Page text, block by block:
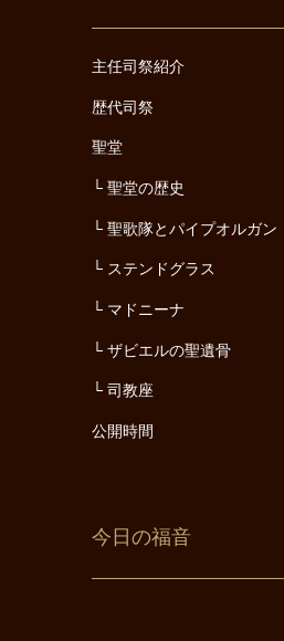
主任司祭紹介
歴代司祭
聖堂
聖堂の歴史
聖歌隊とパイプオルガン
ステンドグラス
マドニーナ
ザビエルの聖遺骨
司教座
公開時間
今日の福音